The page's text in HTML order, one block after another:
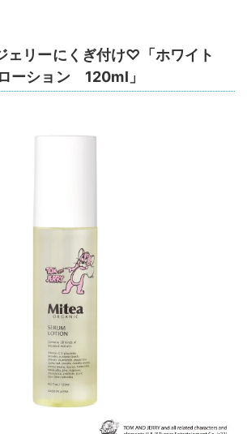
ェリーにくぎ付け♡「ホワイト
ーション 120ml」